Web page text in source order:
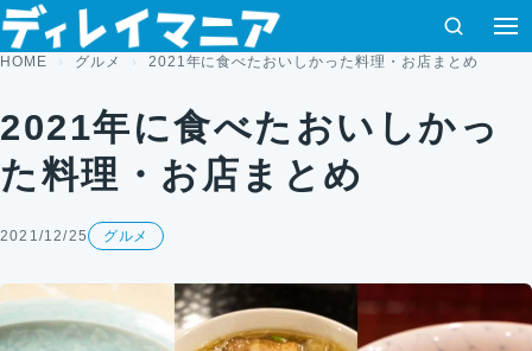
コンテンツへスキップ
検索
HOME グルメ 2021年に食べたおいしかった料理・お店まとめ
2021年に食べたおいしかっ
た料理・お店まとめ
2021/12/25 グルメ